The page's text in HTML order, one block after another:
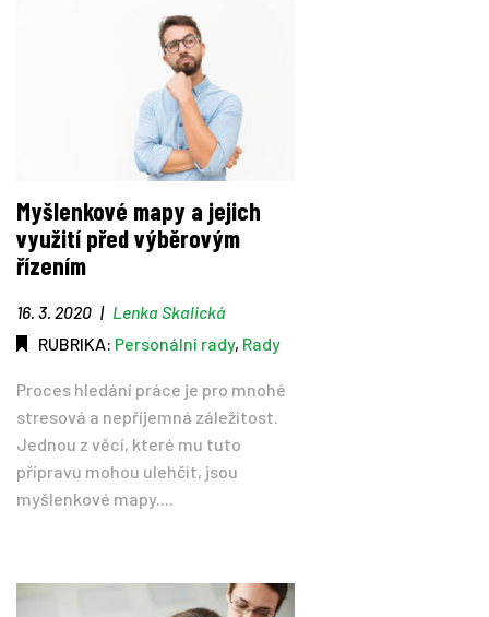
Myšlenkové mapy a jejich
využití před výběrovým
řízením
16. 3. 2020 | Lenka Skalická
RUBRIKA: Personální rady, Rady
Proces hledání práce je pro mnohé
stresová a nepříjemná záležitost.
Jednou z věcí, které mu tuto
přípravu mohou ulehčit, jsou
myšlenkové mapy....